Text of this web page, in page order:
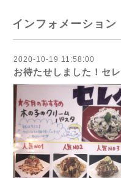
インフォメーション
2020-10-19 11:58:00
お待たせしました！セ